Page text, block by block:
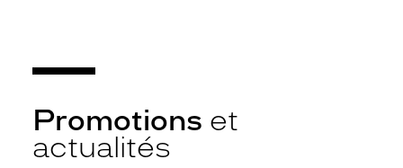
Promotions et
actualités